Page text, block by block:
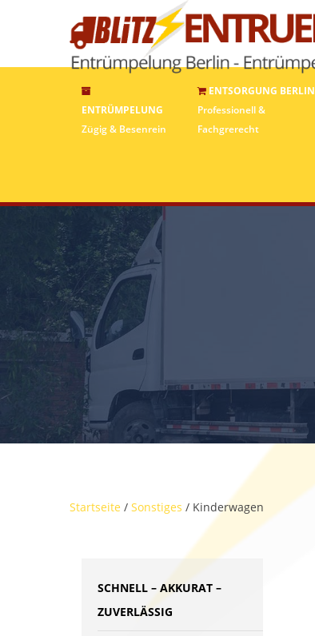
ENTRÜMPELUNG
Zügig & Besenrein
ENTSORGUNG BERLIN
Professionell &
Fachgrerecht
Startseite / Sonstiges / Kinderwagen
SCHNELL – AKKURAT –
ZUVERLÄSSIG